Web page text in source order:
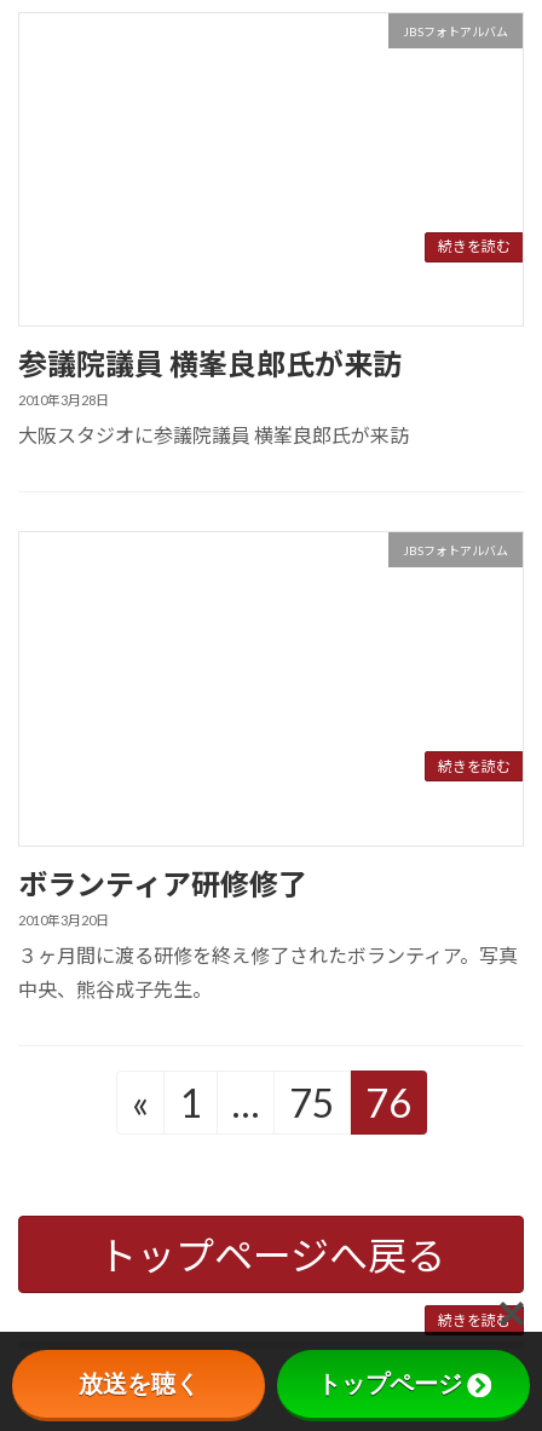
続きを読む
JBSフォトアルバム
参議院議員 横峯良郎氏が来訪
2010年3月28日
大阪スタジオに参議院議員 横峯良郎氏が来訪
続きを読む
JBSフォトアルバム
ボランティア研修修了
2010年3月20日
３ヶ月間に渡る研修を終え修了されたボランティア。写真
中央、熊谷成子先生。
続きを読む
« 1 … 75 76
トップページへ戻る
放送を聴く トップページ